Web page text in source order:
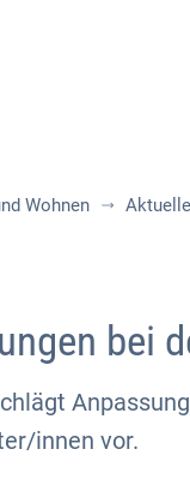
Wohnen
bei
innen vor.